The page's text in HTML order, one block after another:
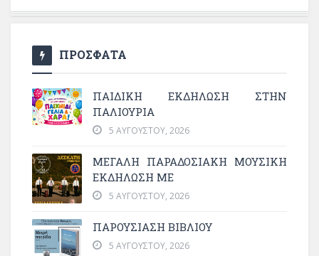
ΠΡΟΣΦΑΤΑ
ΠΑΙΔΙΚΗ ΕΚΔΗΛΩΣΗ ΣΤΗΝ
ΠΑΛΙΟΥΡΙΑ
5 ΑΥΓΟΎΣΤΟΥ, 2026
ΜΕΓΆΛΗ ΠΑΡΑΔΟΣΙΑΚΉ ΜΟΥΣΙΚΉ
ΕΚΔΉΛΩΣΗ ΜΕ
5 ΑΥΓΟΎΣΤΟΥ, 2026
ΠΑΡΟΥΣΙΑΣΗ ΒΙΒΛΙΟΥ
5 ΑΥΓΟΎΣΤΟΥ, 2026